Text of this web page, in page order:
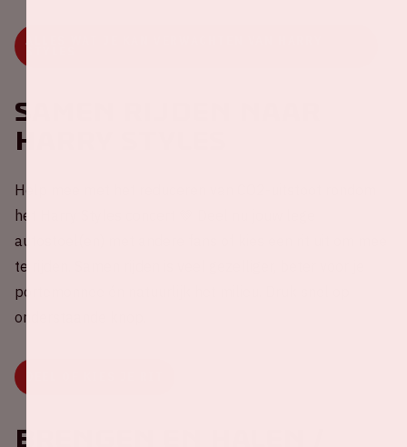
ALLES WAT JE KAN VERWACHTEN VAN HARRY
Samen rijden naar
Harry Styles
Help mee met het reduceren van CO2-uitstoot rondom
het Harry Styles concert 💚 Deel nu jouw lege
autostoel(en) met andere fans of kies een rit uit om mee
te rijden. Samen rijden is veel gezelliger, beter voor je
portemonnee én natuurlijk het milieu. Druk snel op
onderstaande knop.
Brengen en halen /